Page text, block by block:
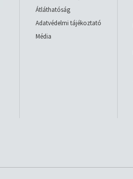
Átláthatóság
Adatvédelmi tájékoztató
Média